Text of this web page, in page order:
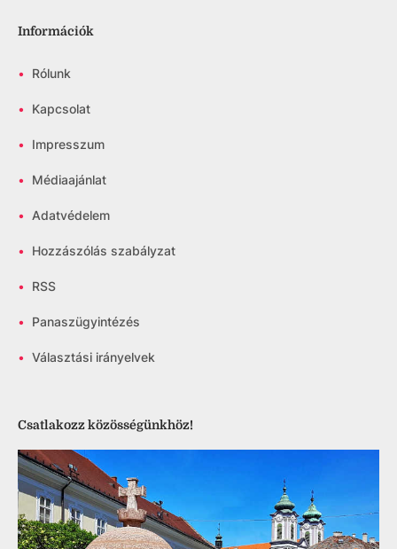
Információk
• Rólunk
• Kapcsolat
• Impresszum
• Médiaajánlat
• Adatvédelem
• Hozzászólás szabályzat
• RSS
• Panaszügyintézés
• Választási irányelvek
Csatlakozz közösségünkhöz!